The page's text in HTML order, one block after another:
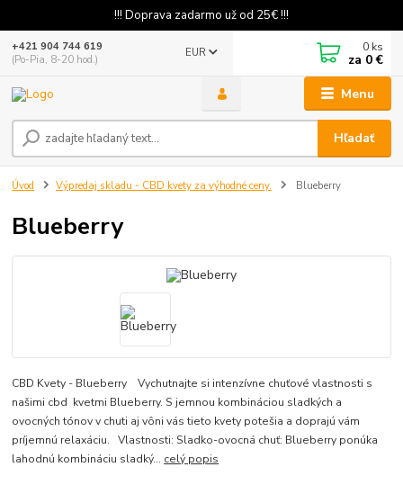
!!! Doprava zadarmo už od 25€ !!!
Menu
EUR
Hľadať
+421 904 744 619
(Po-Pia, 8-20 hod.)
0 ks
za 0 €
Úvod Výpredaj skladu - CBD kvety za výhodné ceny. Blueberry
Blueberry
CBD Kvety - Blueberry Vychutnajte si intenzívne chuťové vlastnosti s
našimi cbd kvetmi Blueberry. S jemnou kombináciou sladkých a
ovocných tónov v chuti aj vôni vás tieto kvety potešia a doprajú vám
príjemnú relaxáciu. Vlastnosti: Sladko-ovocná chuť: Blueberry ponúka
lahodnú kombináciu sladký... celý popis